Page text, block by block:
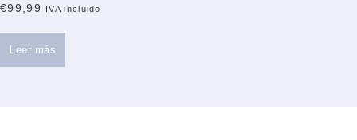
€99,99 IVA incluido
Leer más